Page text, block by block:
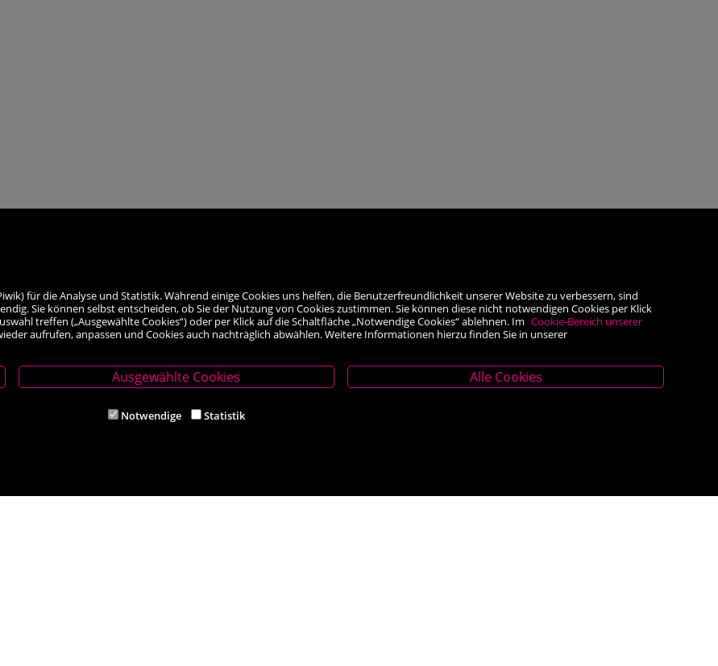
Filiale Ternitz
Theodor-Körner-Platz 6, 2630 Ternitz
Öffnungszeiten
Unternehmen
für die Analyse und Statistik. Während einige Cookies uns helfen, die Benutzerfreundlichkeit unserer Website zu verbessern, sind
Sie können selbst entscheiden, ob Sie der Nutzung von Cookies zustimmen. Sie können diese nicht notwendigen Cookies per Klick
treffen („Ausgewählte Cookies“) oder per Klick auf die Schaltfläche „Notwendige Cookies“ ablehnen. Im Cookie-Bereich unserer
aufrufen, anpassen und Cookies auch nachträglich abwählen. Weitere Informationen hierzu finden Sie in unserer
Ausgewählte Cookies Alle Cookies
Notwendige Statistik